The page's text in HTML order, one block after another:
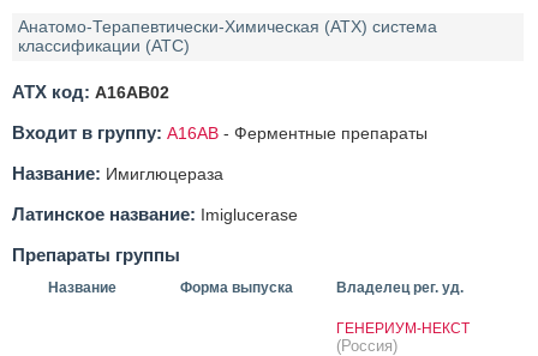
Анатомо-Терапевтически-Химическая (АТХ) система
классификации (ATC)
АТХ код: A16AB02
Входит в группу: A16AB - Ферментные препараты
Название: Имиглюцераза
Латинское название: Imiglucerase
Препараты группы
Название Форма выпуска Владелец рег. уд.
ГЕНЕРИУМ-НЕКСТ
(Россия)